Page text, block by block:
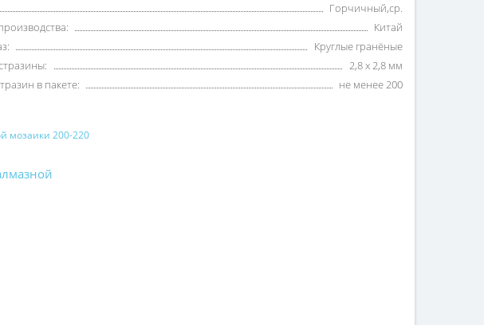
Горчичный,ср.
Китай
Круглые гранёные
2,8 х 2,8 мм
в пакете:
не менее 200